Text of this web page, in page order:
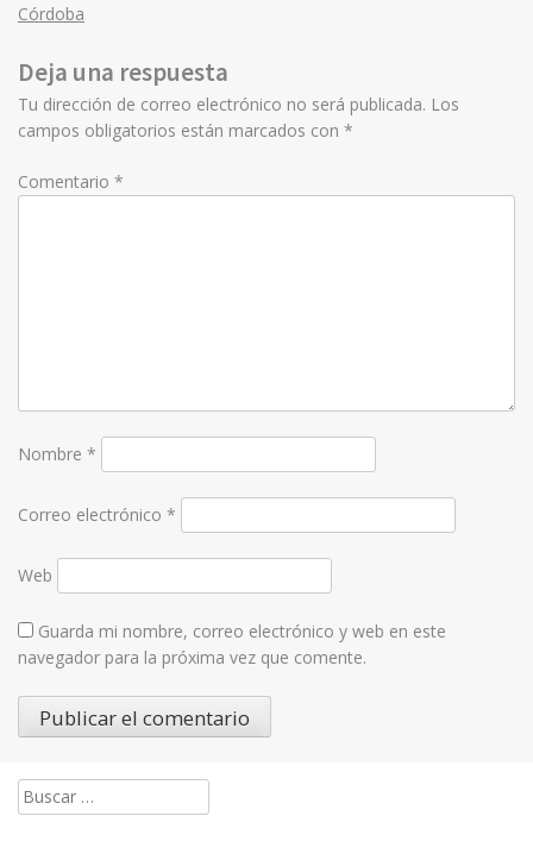
navigation
Córdoba
Deja una respuesta
Tu dirección de correo electrónico no será publicada. Los
campos obligatorios están marcados con *
Comentario *
Nombre *
Correo electrónico *
Web
Guarda mi nombre, correo electrónico y web en este
navegador para la próxima vez que comente.
Buscar: